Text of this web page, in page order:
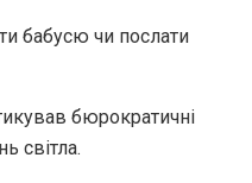
бабусю чи послати
бюрократичні
світла.